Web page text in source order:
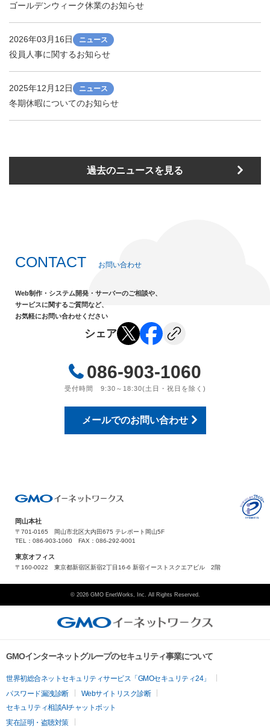
ゴールデンウィーク休業のお知らせ
2026年03月16日 ニュース
役員人事に関するお知らせ
2025年12月12日 ニュース
冬期休暇についてのお知らせ
過去のニュースを見る
CONTACT お問い合わせ
Web制作・システム開発・サーバーのご相談や、
サービスに関するご質問など、
お気軽にお問い合わせください
シェア
086-903-1060
受付時間 9:30～18:30(土日・祝日を除く)
メールでのお問い合わせ
岡山本社
〒701-0165 岡山市北区大内田675 テレポート岡山5F
TEL：086-903-1060 FAX：086-292-9001
東京オフィス
〒160-0022 東京都新宿区新宿2丁目16-6 新宿イーストスクエアビル 2階
© 2026 GMO EnetWorks, Inc. All Rights Reserved.
GMOインターネットグループのセキュリティ事業について
世界初総合ネットセキュリティサービス「GMOセキュリティ24」
パスワード漏洩診断
Webサイトリスク診断
セキュリティ相談AIチャットボット
実在証明・盗聴対策